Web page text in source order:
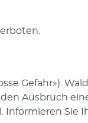
Gefahr»).
Ausbruch
Informieren Sie